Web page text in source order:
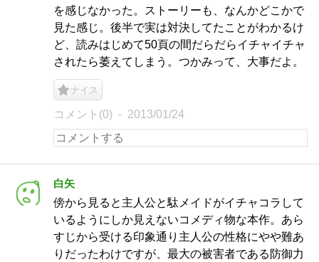
を感じなかった。ストーリーも、なんかどこかで
見た感じ。後半で実は対決してたことがわかるけ
ど、読みはじめて50頁の間だらだらイチャイチャ
されたら萎えてしまう。つかみって、大事だよ。
ナイス
コメント(0) 2013/01/24
白矢
傍から見ると主人公と駄メイドがイチャコラして
いるようにしか見えないコメディ物な本作。あら
すじから受ける印象通り主人公の性格にやや難あ
りだったわけですが、最大の被害者である防御力